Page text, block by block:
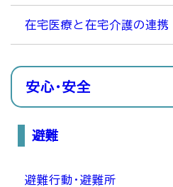
在宅医療と在宅介護の連携
安心・安全
避難
避難行動・避難所